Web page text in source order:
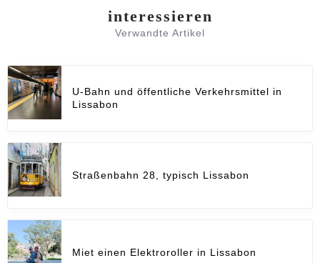
interessieren
Verwandte Artikel
U-Bahn und öffentliche Verkehrsmittel in
Lissabon
Straßenbahn 28, typisch Lissabon
Miet einen Elektroroller in Lissabon